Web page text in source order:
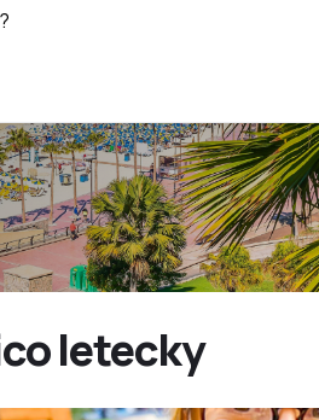
letecky